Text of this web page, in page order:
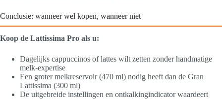
Conclusie: wanneer wel kopen, wanneer niet
Koop de Lattissima Pro als u:
Dagelijks cappuccinos of lattes wilt zetten zonder handmatige
melk-expertise
Een groter melkreservoir (470 ml) nodig heeft dan de Gran
Lattissima (300 ml)
De uitgebreide instellingen en ontkalkingindicator waardeert